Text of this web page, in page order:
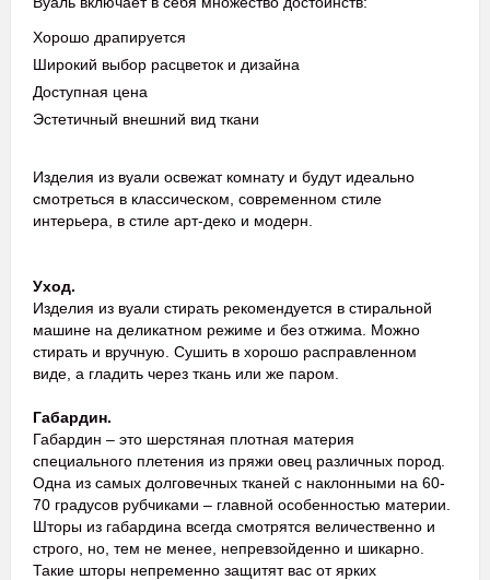
Хорошо драпируется
Широкий выбор расцветок и дизайна
Доступная цена
Эстетичный внешний вид ткани
Изделия из вуали освежат комнату и будут идеально
смотреться в классическом, современном стиле
интерьера, в стиле арт-деко и модерн.
Уход.
Изделия из вуали стирать рекомендуется в стиральной
машине на деликатном режиме и без отжима. Можно
стирать и вручную. Сушить в хорошо расправленном
виде, а гладить через ткань или же паром.
Габардин.
Габардин – это шерстяная плотная материя
специального плетения из пряжи овец различных пород.
Одна из самых долговечных тканей с наклонными на 60-
70 градусов рубчиками – главной особенностью материи.
Шторы из габардина всегда смотрятся величественно и
строго, но, тем не менее, непревзойденно и шикарно.
Такие шторы непременно защитят вас от ярких